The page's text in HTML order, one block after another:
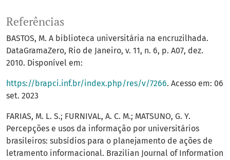
Referências
BASTOS, M. A biblioteca universitária na encruzilhada.
DataGramaZero, Rio de Janeiro, v. 11, n. 6, p. A07, dez.
2010. Disponível em:
https://brapci.inf.br/index.php/res/v/7266. Acesso em: 06
set. 2023
FARIAS, M. L. S.; FURNIVAL, A. C. M.; MATSUNO, G. Y.
Percepções e usos da informação por universitários
brasileiros: subsídios para o planejamento de ações de
letramento informacional. Brazilian Journal of Information